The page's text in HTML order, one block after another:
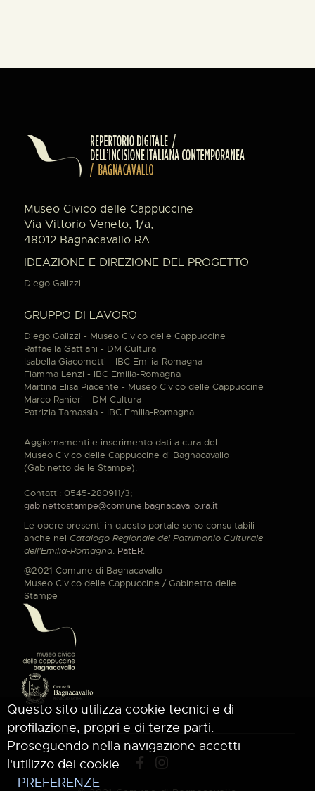
Museo Civico delle Cappuccine
Via Vittorio Veneto, 1/a,
48012 Bagnacavallo RA
IDEAZIONE E DIREZIONE DEL PROGETTO
Diego Galizzi
GRUPPO DI LAVORO
Diego Galizzi - Museo Civico delle Cappuccine
Raffaella Gattiani - DM Cultura
Isabella Giacometti - IBC Emilia-Romagna
Fiamma Lenzi - IBC Emilia-Romagna
Martina Elisa Piacente - Museo Civico delle Cappuccine
Marco Ranieri - DM Cultura
Patrizia Tamassia - IBC Emilia-Romagna
Aggiornamenti e inserimento dati a cura del
Museo Civico delle Cappuccine di Bagnacavallo
(Gabinetto delle Stampe).
Contatti: 0545-280911/3;
gabinettostampe@comune.bagnacavallo.ra.it
Le opere presenti in questo portale sono consultabili
anche nel Catalogo Regionale del Patrimonio Culturale
dell'Emilia-Romagna: PatER.
@2021 Comune di Bagnacavallo
Museo Civico delle Cappuccine / Gabinetto delle
Stampe
Questo sito utilizza cookie tecnici e di
profilazione, propri e di terze parti.
Proseguendo nella navigazione accetti
l'utilizzo dei cookie.
PREFERENZE